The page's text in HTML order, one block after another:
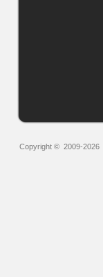
Copyright © 2009-2026